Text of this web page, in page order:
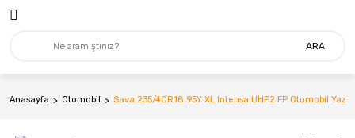
ARA
Anasayfa Otomobil Sava 235/40R18 95Y XL Intensa UHP2 FP Otomobil Yaz